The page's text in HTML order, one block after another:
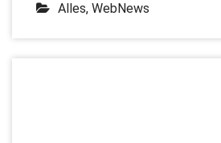
Alles, WebNews